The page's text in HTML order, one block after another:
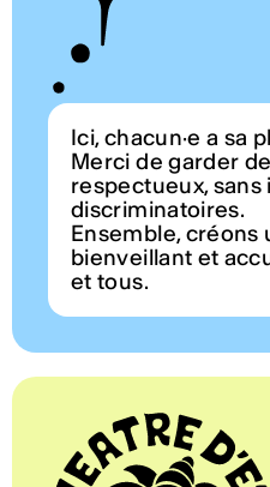
Ici, chacun·e a sa
Merci de garder
respectueux,
discriminatoires.
Ensemble, créons
bienveillant et
et tous.